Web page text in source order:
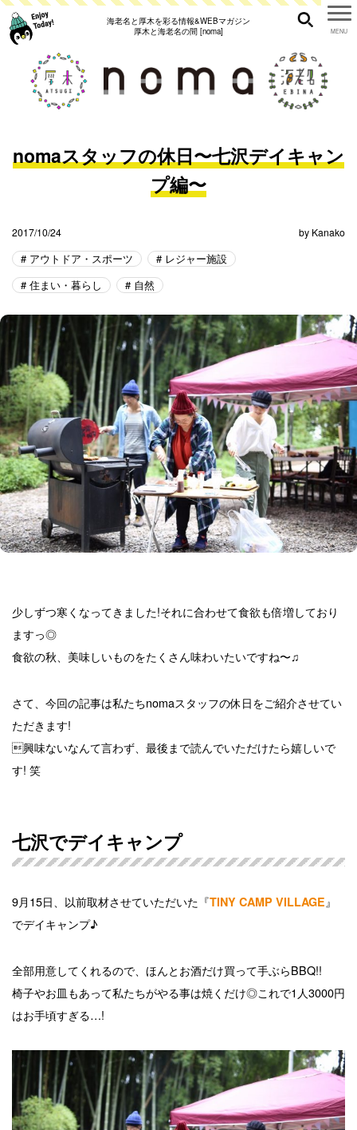
海老名と厚木を彩る情報&WEBマガジン
厚木と海老名の間 [noma]
nomaスタッフの休日〜七沢デイキャン
プ編〜
2017/10/24 by Kanako
アウトドア・スポーツ
レジャー施設
住まい・暮らし
自然
少しずつ寒くなってきました!それに合わせて食欲も倍増しており
ますっ◎
食欲の秋、美味しいものをたくさん味わいたいですね〜♫
さて、今回の記事は私たちnomaスタッフの休日をご紹介させてい
ただきます!
興味ないなんて言わず、最後まで読んでいただけたら嬉しいで
す! 笑
七沢でデイキャンプ
9月15日、以前取材させていただいた『TINY CAMP VILLAGE 』
でデイキャンプ♪
全部用意してくれるので、ほんとお酒だけ買って手ぶらBBQ!!
椅子やお皿もあって私たちがやる事は焼くだけ◎これで1人3000円
はお手頃すぎる…!